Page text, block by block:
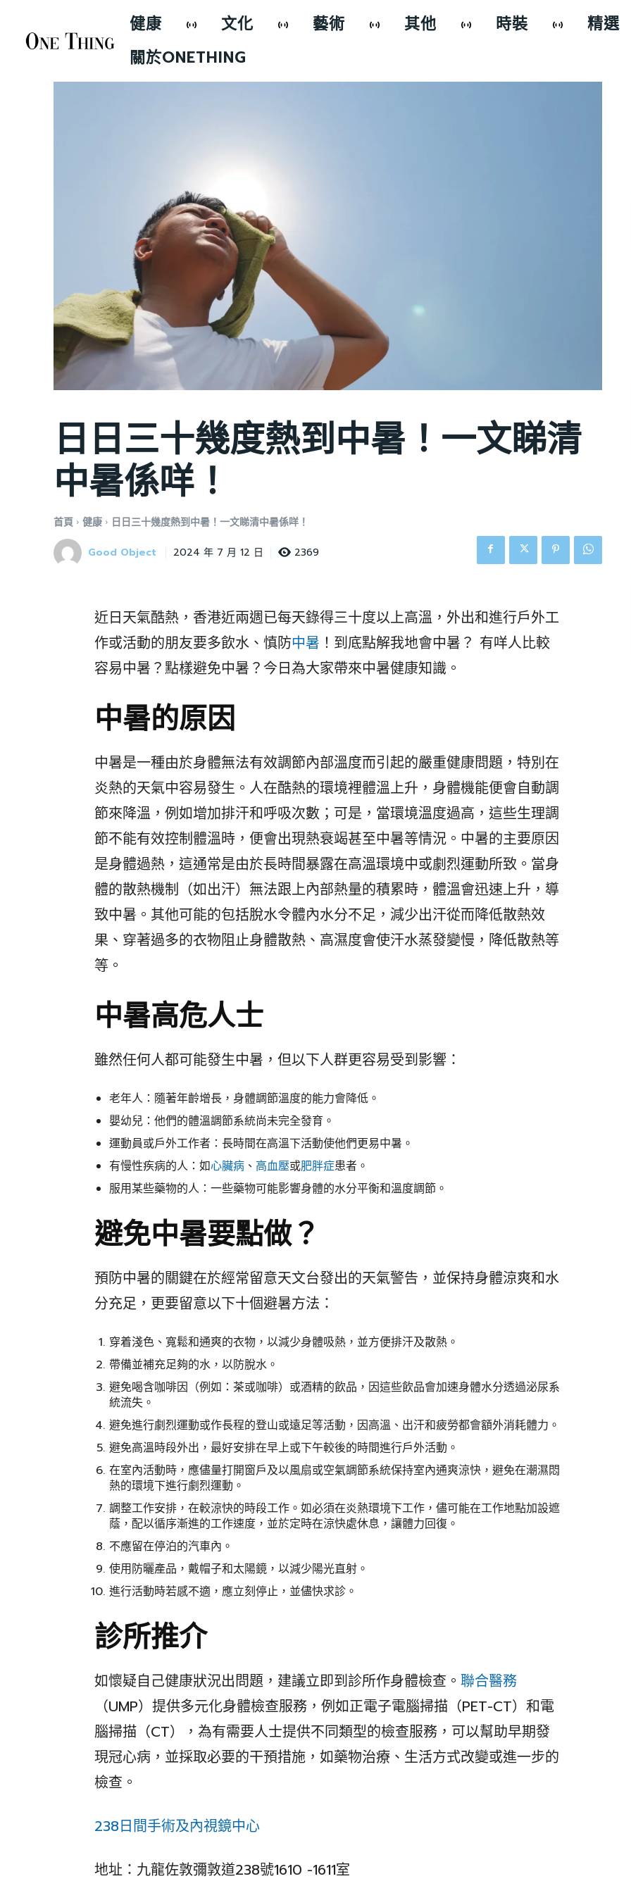
健康 文化 藝術 其他 時裝
精選
關於ONETHING
日日三十幾度熱到中暑！一文睇清
中暑係咩！
首頁 健康 日日三十幾度熱到中暑！一文睇清中暑係咩！
Good Object 2024 年 7 月 12 日 2369
近日天氣酷熱，香港近兩週已每天錄得三十度以上高溫，外出和進行戶外工
作或活動的朋友要多飲水、慎防中暑 ！到底點解我地會中暑？ 有咩人比較
容易中暑？點樣避免中暑？今日為大家帶來中暑健康知識。
中暑的原因
中暑是一種由於身體無法有效調節內部溫度而引起的嚴重健康問題，特別在
炎熱的天氣中容易發生。人在酷熱的環境裡體溫上升，身體機能便會自動調
節來降溫，例如增加排汗和呼吸次數；可是，當環境溫度過高，這些生理調
節不能有效控制體溫時，便會出現熱衰竭甚至中暑等情況。中暑的主要原因
是身體過熱，這通常是由於長時間暴露在高溫環境中或劇烈運動所致。當身
體的散熱機制（如出汗）無法跟上內部熱量的積累時，體溫會迅速上升，導
致中暑。其他可能的包括脫水令體內水分不足，減少出汗從而降低散熱效
果、穿著過多的衣物阻止身體散熱、高濕度會使汗水蒸發變慢，降低散熱等
等。
中暑高危人士
雖然任何人都可能發生中暑，但以下人群更容易受到影響：
老年人：隨著年齡增長，身體調節溫度的能力會降低。
嬰幼兒：他們的體溫調節系統尚未完全發育。
運動員或戶外工作者：長時間在高溫下活動使他們更易中暑。
有慢性疾病的人：如心臟病 、 高血壓或肥胖症患者。
服用某些藥物的人：一些藥物可能影響身體的水分平衡和溫度調節。
避免中暑要點做？
預防中暑的關鍵在於經常留意天文台發出的天氣警告，並保持身體涼爽和水
分充足，更要留意以下十個避暑方法：
穿着淺色、寬鬆和通爽的衣物，以減少身體吸熱，並方便排汗及散熱。
帶備並補充足夠的水，以防脫水。
避免喝含咖啡因（例如：茶或咖啡）或酒精的飲品，因這些飲品會加速身體水分透過泌尿系
統流失。
避免進行劇烈運動或作長程的登山或遠足等活動，因高溫、出汗和疲勞都會額外消耗體力。
避免高溫時段外出，最好安排在早上或下午較後的時間進行戶外活動。
在室內活動時，應儘量打開窗戶及以風扇或空氣調節系統保持室內通爽涼快，避免在潮濕悶
熱的環境下進行劇烈運動。
調整工作安排，在較涼快的時段工作。如必須在炎熱環境下工作，儘可能在工作地點加設遮
蔭，配以循序漸進的工作速度，並於定時在涼快處休息，讓體力回復。
不應留在停泊的汽車內。
使用防曬產品，戴帽子和太陽鏡，以減少陽光直射。
進行活動時若感不適，應立刻停止，並儘快求診。
診所推介
如懷疑自己健康狀況出問題，建議立即到診所作身體檢查。聯合醫務
（UMP）提供多元化身體檢查服務，例如正電子電腦掃描（PET-CT）和電
腦掃描（CT），為有需要人士提供不同類型的檢查服務，可以幫助早期發
現冠心病，並採取必要的干預措施，如藥物治療、生活方式改變或進一步的
檢查。
238日間手術及內視鏡中心
地址：九龍佐敦彌敦道238號1610 -1611室